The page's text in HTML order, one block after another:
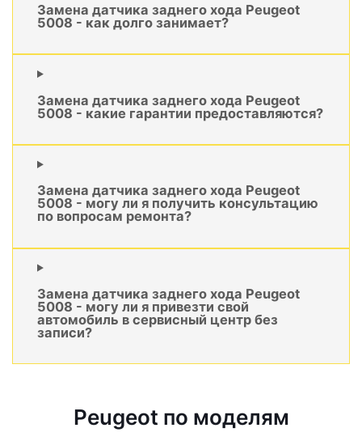
Замена датчика заднего хода Peugeot
5008 - как долго занимает?
Замена датчика заднего хода Peugeot
5008 - какие гарантии предоставляются?
Замена датчика заднего хода Peugeot
5008 - могу ли я получить консультацию
по вопросам ремонта?
Замена датчика заднего хода Peugeot
5008 - могу ли я привезти свой
автомобиль в сервисный центр без
записи?
Peugeot по моделям